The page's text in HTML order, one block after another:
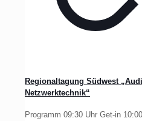
Regionaltagung Südwest
Netzwerktechnik“
Programm 09:30 Uhr Get-in